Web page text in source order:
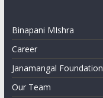
Binapani MIshra
Career
Janamangal Foundation
Our Team